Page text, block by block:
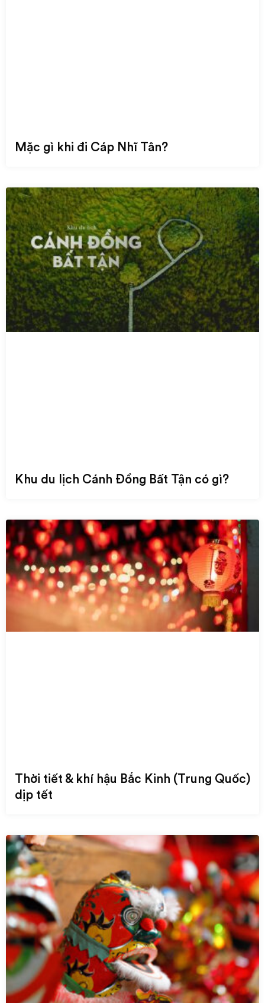
Mặc gì khi đi Cáp Nhĩ Tân?
Khu du lịch Cánh Đồng Bất Tận có gì?
Thời tiết & khí hậu Bắc Kinh (Trung Quốc)
dịp tết